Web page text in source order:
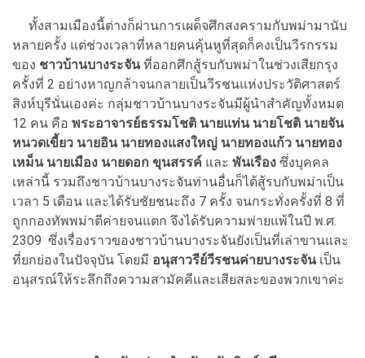
ทั้งสามเมืองนี้ต่างก็ผ่านการเผด็จศึกสงครามกับพม่ามานับ
หลายครั้ง แต่ช่วงเวลาที่หลายคนคุ้นหูที่สุดก็คงเป็นวีรกรรม
ของ ชาวบ้านบางระจันที่ออกศึกสู้รบกับพม่าในช่วงเสียกรุง
ครั้งที่ 2 อย่างหาญกล้าจนกลายเป็นวีรชนแห่งประวัติศาสตร์
สิงห์บุรีนั่นเองค่ะ กลุ่มชาวบ้านบางระจันมีผู้นำสำคัญทั้งหมด
12 คน คือ พระอาจารย์ธรรมโชติ นายแท่น นายโชติ นายจัน
หนวดเขี้ยว นายอิน นายทองแสงใหญ่ นายทองแก้ว นายทอง
เหม็น นายเมือง นายดอก ขุนสรรค์ และ พันเรือง ซึ่งบุคคล
เหล่านี้ รวมถึงชาวบ้านบางระจันท่านอื่นก็ได้สู้รบกับพม่าเป็น
เวลา 5 เดือน และได้รับชัยชนะถึง 7 ครั้ง จนกระทั่งครั้งที่ 8 ที่
ถูกกองทัพพม่าตีค่ายจนแตก จึงได้รับความพ่ายแพ้ในปี พ.ศ.
2309 ซึ่งเรื่องราวของชาวบ้านบางระจันยังเป็นที่เล่าขานและ
ที่ยกย่องในปัจจุบัน โดยมี อนุสาวรีย์วีรชนค่ายบางระจันเป็น
อนุสรณ์ให้ระลึกถึงความสามัคคีและเสียสละของพวกเขาค่ะ